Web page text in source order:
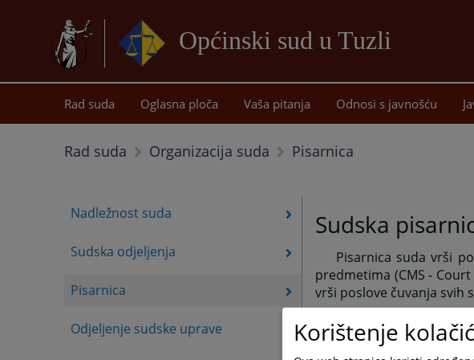
Općinski sud u Tuzli
sadržaj
Rad suda Oglasna ploča Vaša pitanja Odnosi s javnošću
Rad suda Organizacija suda Pisarnica
Nadležnost suda
Sudska odjeljenja
Pisarnica
Odjeljenje sudske uprave
Sudska
Pisarnica suda vrši
predmetima (CMS -
vrši poslove čuvanja svih
Poslovi se obavljaju u
poslovi koji se odnose
predmete koji nisu
Korištenje